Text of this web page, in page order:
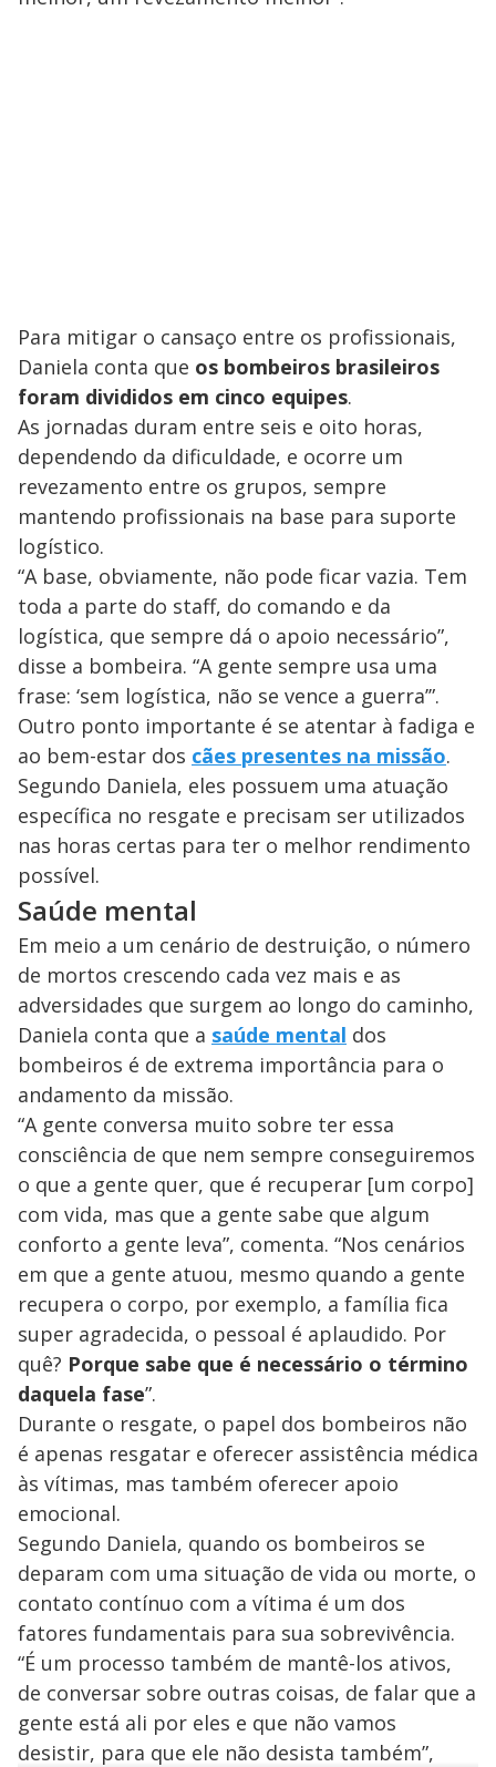
Para mitigar o cansaço entre os profissionais,
Daniela conta que os bombeiros brasileiros
foram divididos em cinco equipes.
As jornadas duram entre seis e oito horas,
dependendo da dificuldade, e ocorre um
revezamento entre os grupos, sempre
mantendo profissionais na base para suporte
logístico.
“A base, obviamente, não pode ficar vazia. Tem
toda a parte do staff, do comando e da
logística, que sempre dá o apoio necessário”,
disse a bombeira. “A gente sempre usa uma
frase: ‘sem logística, não se vence a guerra’”.
Outro ponto importante é se atentar à fadiga e
ao bem-estar dos cães presentes na missão.
Segundo Daniela, eles possuem uma atuação
específica no resgate e precisam ser utilizados
nas horas certas para ter o melhor rendimento
possível.
Saúde mental
Em meio a um cenário de destruição, o número
de mortos crescendo cada vez mais e as
adversidades que surgem ao longo do caminho,
Daniela conta que a saúde mental dos
bombeiros é de extrema importância para o
andamento da missão.
“A gente conversa muito sobre ter essa
consciência de que nem sempre conseguiremos
o que a gente quer, que é recuperar [um corpo]
com vida, mas que a gente sabe que algum
conforto a gente leva”, comenta. “Nos cenários
em que a gente atuou, mesmo quando a gente
recupera o corpo, por exemplo, a família fica
super agradecida, o pessoal é aplaudido. Por
quê? Porque sabe que é necessário o término
daquela fase”.
Durante o resgate, o papel dos bombeiros não
é apenas resgatar e oferecer assistência médica
às vítimas, mas também oferecer apoio
emocional.
Segundo Daniela, quando os bombeiros se
deparam com uma situação de vida ou morte, o
contato contínuo com a vítima é um dos
fatores fundamentais para sua sobrevivência.
“É um processo também de mantê-los ativos,
de conversar sobre outras coisas, de falar que a
gente está ali por eles e que não vamos
desistir, para que ele não desista também”,